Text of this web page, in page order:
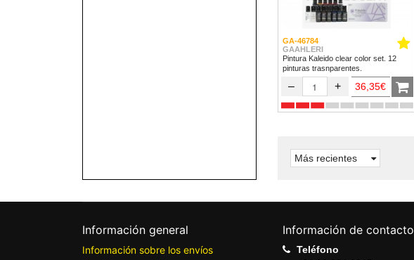
GA-46784
GAAHLERI
Pintura Kaleido clear color set. 12
pinturas trasnparentes.
– + 36,35€
Más recientes
Información general
Información sobre los envíos
Información de contacto
Teléfono